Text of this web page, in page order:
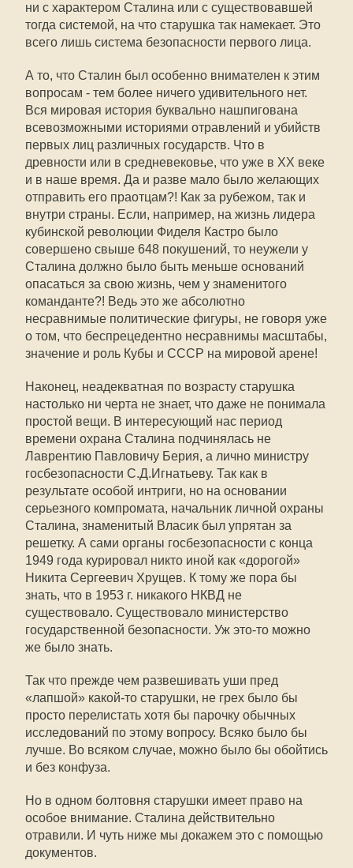
ни с характером Сталина или с существовавшей
тогда системой, на что старушка так намекает. Это
всего лишь система безопасности первого лица.
А то, что Сталин был особенно внимателен к этим
вопросам - тем более ничего удивительного нет.
Вся мировая история буквально нашпигована
всевозможными историями отравлений и убийств
первых лиц различных государств. Что в
древности или в средневековье, что уже в ХХ веке
и в наше время. Да и разве мало было желающих
отправить его праотцам?! Как за рубежом, так и
внутри страны. Если, например, на жизнь лидера
кубинской революции Фиделя Кастро было
совершено свыше 648 покушений, то неужели у
Сталина должно было быть меньше оснований
опасаться за свою жизнь, чем у знаменитого
команданте?! Ведь это же абсолютно
несравнимые политические фигуры, не говоря уже
о том, что беспрецедентно несравнимы масштабы,
значение и роль Кубы и СССР на мировой арене!
Наконец, неадекватная по возрасту старушка
настолько ни черта не знает, что даже не понимала
простой вещи. В интересующий нас период
времени охрана Сталина подчинялась не
Лаврентию Павловичу Берия, а лично министру
госбезопасности С.Д.Игнатьеву. Так как в
результате особой интриги, но на основании
серьезного компромата, начальник личной охраны
Сталина, знаменитый Власик был упрятан за
решетку. А сами органы госбезопасности с конца
1949 года курировал никто иной как «дорогой»
Никита Сергеевич Хрущев. К тому же пора бы
знать, что в 1953 г. никакого НКВД не
существовало. Существовало министерство
государственной безопасности. Уж это-то можно
же было знать.
Так что прежде чем развешивать уши пред
«лапшой» какой-то старушки, не грех было бы
просто перелистать хотя бы парочку обычных
исследований по этому вопросу. Всяко было бы
лучше. Во всяком случае, можно было бы обойтись
и без конфуза.
Но в одном болтовня старушки имеет право на
особое внимание. Сталина действительно
отравили. И чуть ниже мы докажем это с помощью
документов.